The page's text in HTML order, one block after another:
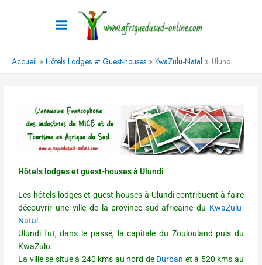
Accueil Hôtels Lodges et Guest-houses KwaZulu-Natal Ulundi
Hôtels lodges et guest-houses à Ulundi
Les hôtels lodges et guest-houses à Ulundi contribuent à faire
découvrir une ville de la province sud-africaine du KwaZulu-
Natal .
Ulundi fut, dans le passé, la capitale du Zoulouland puis du
KwaZulu.
La ville se situe à 240 kms au nord de Durban et à 520 kms au